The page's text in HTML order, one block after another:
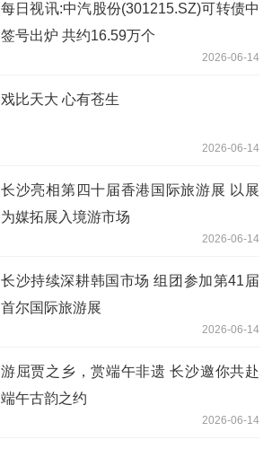
每日视讯:中汽股份(301215.SZ)可转债中
签号出炉 共约16.59万个
2026-06-14
戏比天大 心有苍生
2026-06-14
长沙亮相第四十届香港国际旅游展 以展
为媒拓展入境游市场
2026-06-14
长沙持续深耕韩国市场 组团参加第41届
首尔国际旅游展
2026-06-14
游屈贾之乡，赏端午非遗 长沙邀你共赴
端午古韵之约
2026-06-14